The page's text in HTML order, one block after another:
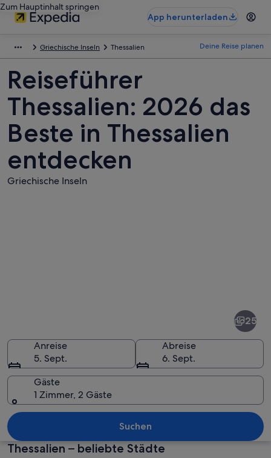
Zum Hauptinhalt springen
App herunterladen
Griechische Inseln Thessalien Deine Reise planen
Reiseführer
Thessalien: 2026 das
Beste in Thessalien
entdecken
Griechische Inseln
Ein tiefes Tal mit hoch aufragenden
25
Anreise
5. Sept.
Abreise
6. Sept.
Gäste
1 Zimmer, 2 Gäste
Suchen
Thessalien – beliebte Städte